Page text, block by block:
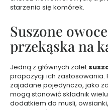
e
y
k
ó
d
o
t
w
starzenia się komórek.
Suszone
przekąska na
Jedną z głównych zalet
propozycji ich zastosowania.
zajadane pojedynczo, jako
mogą stanowić składnik
dodatkiem do musli,